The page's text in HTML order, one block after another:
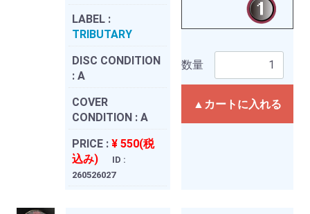
LABEL :
TRIBUTARY
DISC CONDITION
: A
COVER
CONDITION : A
PRICE : ¥ 550(税
込み)
ID :
260526027
数量
▲カートに入れる